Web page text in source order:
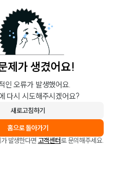
제가 생겼어요!
인 오류가 발생했어요.
다시 시도해주시겠어요?
새로고침하기
홈으로 돌아가기
발생한다면 고객센터로 문의해주세요.